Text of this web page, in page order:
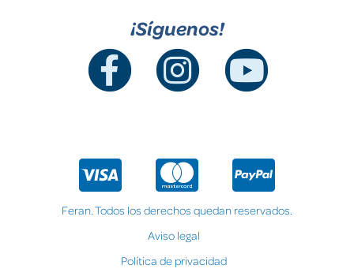
¡Síguenos!
Feran. Todos los derechos quedan reservados.
Aviso legal
Política de privacidad